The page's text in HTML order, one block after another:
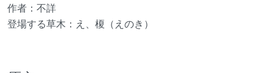
作者：不詳
登場する草木：え、榎（えのき）